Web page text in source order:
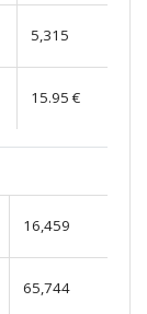
5,315
15.95 €
16,459
65,744